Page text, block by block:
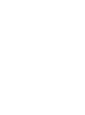
Off White